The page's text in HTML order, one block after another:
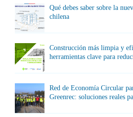
Qué debes saber sobre la
chilena
Construcción más limpia y
herramientas clave para
Red de Economía Circular
Greenrec: soluciones reales